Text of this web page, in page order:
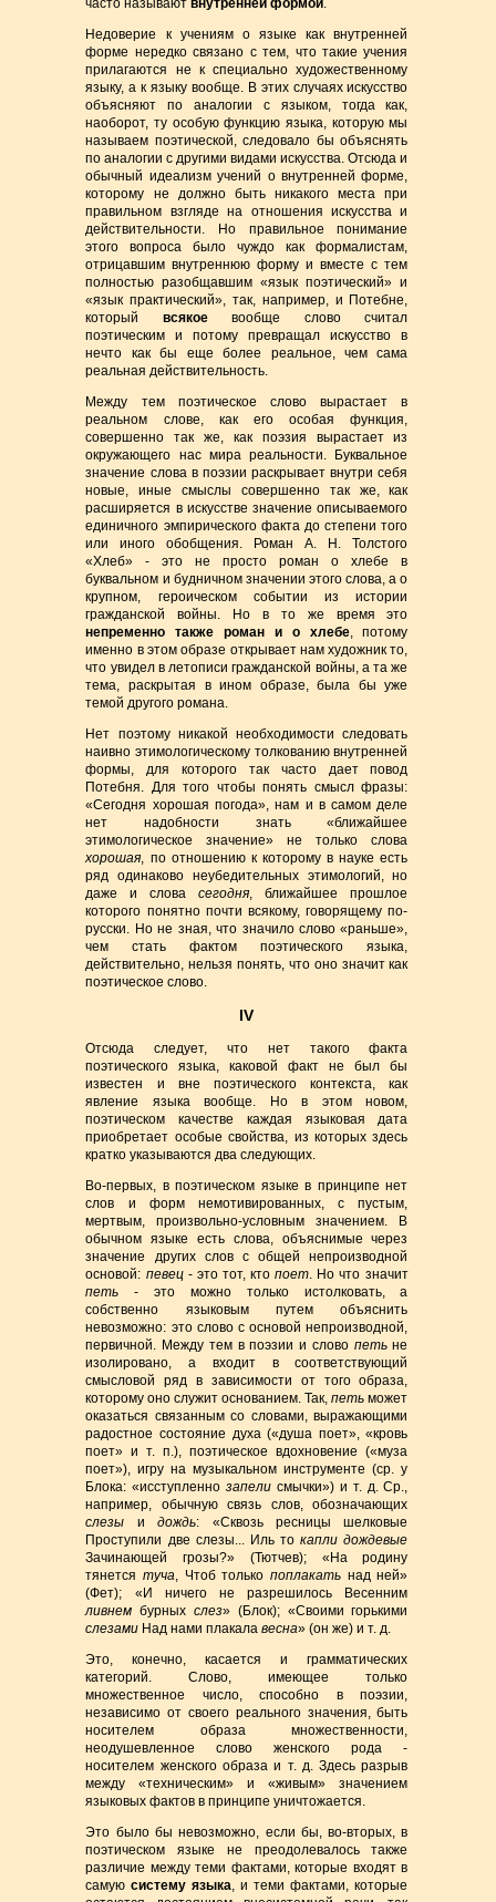
часто называют внутренней формой .
Недоверие к учениям о языке как внутренней
форме нередко связано с тем, что такие учения
прилагаются не к специально художественному
языку, а к языку вообще. В этих случаях искусство
объясняют по аналогии с языком, тогда как,
наоборот, ту особую функцию языка, которую мы
называем поэтической, следовало бы объяснять
по аналогии с другими видами искусства. Отсюда и
обычный идеализм учений о внутренней форме,
которому не должно быть никакого места при
правильном взгляде на отношения искусства и
действительности. Но правильное понимание
этого вопроса было чуждо как формалистам,
отрицавшим внутреннюю форму и вместе с тем
полностью разобщавшим «язык поэтический» и
«язык практический», так, например, и Потебне,
который всякоевообще слово считал
поэтическим и потому превращал искусство в
нечто как бы еще более реальное, чем сама
реальная действительность.
Между тем поэтическое слово вырастает в
реальном слове, как его особая функция,
совершенно так же, как поэзия вырастает из
окружающего нас мира реальности. Буквальное
значение слова в поэзии раскрывает внутри себя
новые, иные смыслы совершенно так же, как
расширяется в искусстве значение описываемого
единичного эмпирического факта до степени того
или иного обобщения. Роман А. Н. Толстого
«Хлеб» - это не просто роман о хлебе в
буквальном и будничном значении этого слова, а о
крупном, героическом событии из истории
гражданской войны. Но в то же время это
непременно также роман и о хлебе, потому
именно в этом образе открывает нам художник то,
что увидел в летописи гражданской войны, а та же
тема, раскрытая в ином образе, была бы уже
темой другого романа.
Нет поэтому никакой необходимости следовать
наивно этимологическому толкованию внутренней
формы, для которого так часто дает повод
Потебня. Для того чтобы понять смысл фразы:
«Сегодня хорошая погода», нам и в самом деле
нет надобности знать «ближайшее
этимологическое значение» не только слова
хорошая, по отношению к которому в науке есть
ряд одинаково неубедительных этимологий, но
даже и словасегодня, ближайшее прошлое
которого понятно почти всякому, говорящему по-
русски. Но не зная, что значило слово «раньше»,
чем стать фактом поэтического языка,
действительно, нельзя понять, что оно значит как
поэтическое слово.
IV
Отсюда следует, что нет такого факта
поэтического языка, каковой факт не был бы
известен и вне поэтического контекста, как
явление языка вообще. Но в этом новом,
поэтическом качестве каждая языковая дата
приобретает особые свойства, из которых здесь
кратко указываются два следующих.
Во-первых, в поэтическом языке в принципе нет
слов и форм немотивированных, с пустым,
мертвым, произвольно-условным значением. В
обычном языке есть слова, объяснимые через
значение других слов с общей непроизводной
основой: певец- это тот, ктопоет. Но что значит
петь - это можно только истолковать, а
собственно языковым путем объяснить
невозможно: это слово с основой непроизводной,
первичной. Между тем в поэзии и слово петьне
изолировано, а входит в соответствующий
смысловой ряд в зависимости от того образа,
которому оно служит основанием. Так,петь может
оказаться связанным со словами, выражающими
радостное состояние духа («душа поет», «кровь
поет» и т. п.), поэтическое вдохновение («муза
поет»), игру на музыкальном инструменте (ср. у
Блока: «исступленнозапели смычки») и т. д. Ср.,
например, обычную связь слов, обозначающих
слезы идождь: «Сквозь ресницы шелковые
Проступили две слезы... Иль токапли дождевые
Зачинающей грозы?» (Тютчев); «На родину
тянетсятуча, Чтоб толькопоплакать над ней»
(Фет); «И ничего не разрешилось Весенним
ливнем бурныхслез» (Блок); «Своими горькими
слезами Над нами плакалавесна» (он же) и т. д.
Это, конечно, касается и грамматических
категорий. Слово, имеющее только
множественное число, способно в поэзии,
независимо от своего реального значения, быть
носителем образа множественности,
неодушевленное слово женского рода -
носителем женского образа и т. д. Здесь разрыв
между «техническим» и «живым» значением
языковых фактов в принципе уничтожается.
Это было бы невозможно, если бы, во-вторых, в
поэтическом языке не преодолевалось также
различие между теми фактами, которые входят в
самуюсистему языка, и теми фактами, которые